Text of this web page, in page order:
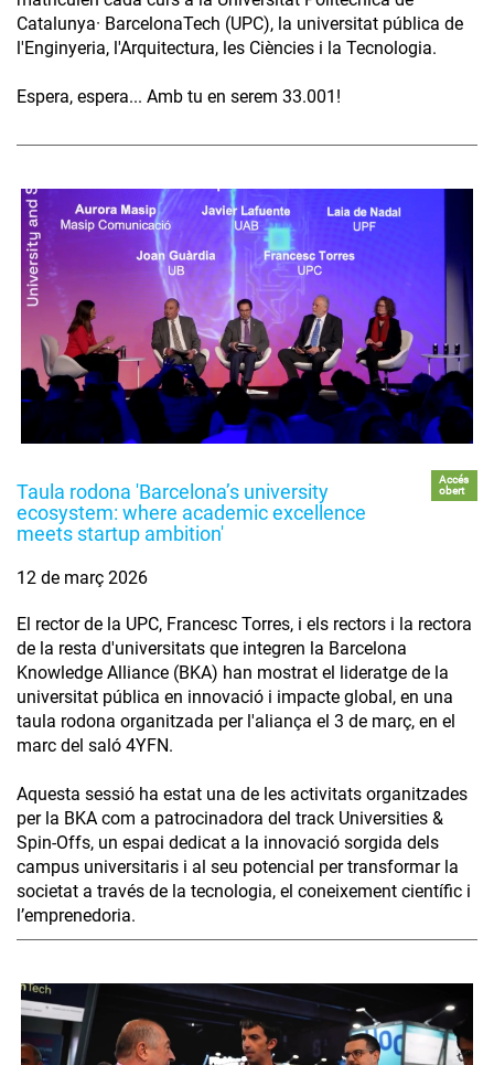
Catalunya· BarcelonaTech (UPC), la universitat pública de
l'Enginyeria, l'Arquitectura, les Ciències i la Tecnologia.
Espera, espera... Amb tu en serem 33.001!
Taula rodona 'Barcelona’s university
ecosystem: where academic excellence
meets startup ambition'
Accés
obert
12 de març 2026
El rector de la UPC, Francesc Torres, i els rectors i la rectora
de la resta d'universitats que integren la Barcelona
Knowledge Alliance (BKA) han mostrat el lideratge de la
universitat pública en innovació i impacte global, en una
taula rodona organitzada per l'aliança el 3 de març, en el
marc del saló 4YFN.
Aquesta sessió ha estat una de les activitats organitzades
per la BKA com a patrocinadora del track Universities &
Spin-Offs, un espai dedicat a la innovació sorgida dels
campus universitaris i al seu potencial per transformar la
societat a través de la tecnologia, el coneixement científic i
l’emprenedoria.